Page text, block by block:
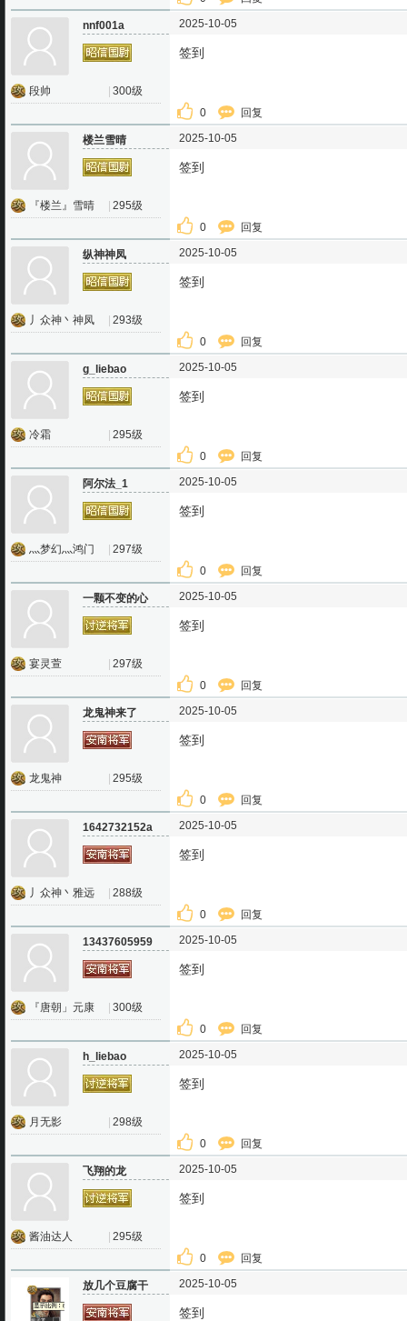
nnf001a
段帅 300级
2025-10-05
签到
0 回复
楼兰雪晴
『楼兰』雪晴 295级
2025-10-05
签到
0 回复
纵神神凤
丿众神丶神凤 293级
2025-10-05
签到
0 回复
g_liebao
冷霜 295级
2025-10-05
签到
0 回复
阿尔法_1
灬梦幻灬鸿门 297级
2025-10-05
签到
0 回复
一颗不变的心
宴灵萱 297级
2025-10-05
签到
0 回复
龙鬼神来了
龙鬼神 295级
2025-10-05
签到
0 回复
1642732152a
丿众神丶雅远 288级
2025-10-05
签到
0 回复
13437605959
『唐朝」元康 300级
2025-10-05
签到
0 回复
h_liebao
月无影 298级
2025-10-05
签到
0 回复
飞翔的龙
酱油达人 295级
2025-10-05
签到
0 回复
放几个豆腐干 2025-10-05
签到